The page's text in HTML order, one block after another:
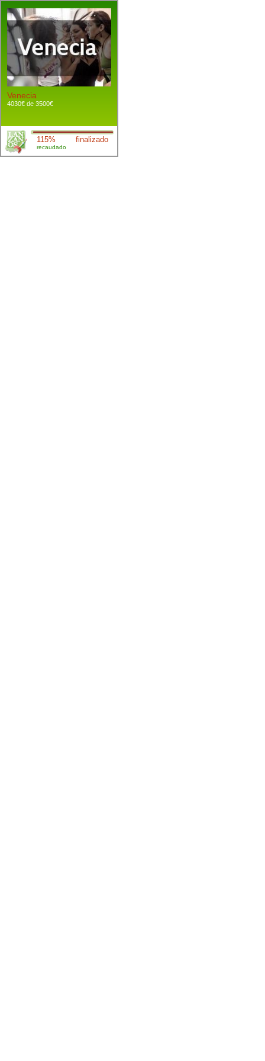
Venecia
4030€ de 3500€
115%
recaudado
finalizado